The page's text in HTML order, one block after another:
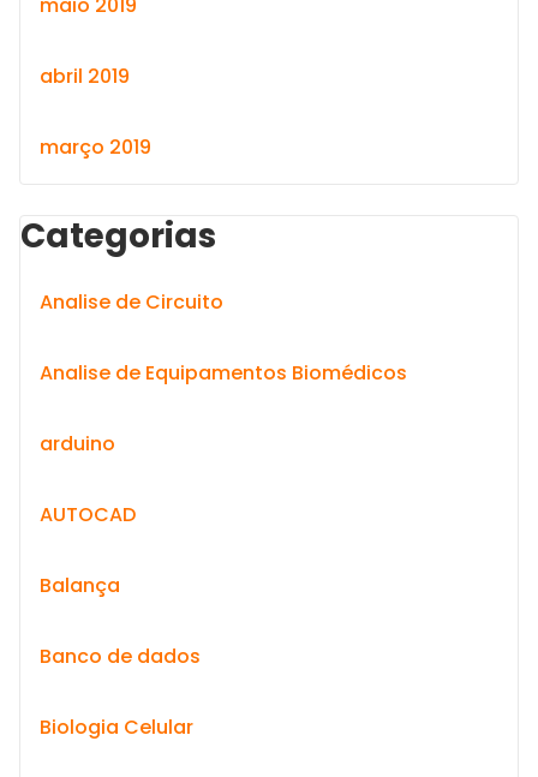
maio 2019
abril 2019
março 2019
Categorias
Analise de Circuito
Analise de Equipamentos Biomédicos
arduino
AUTOCAD
Balança
Banco de dados
Biologia Celular